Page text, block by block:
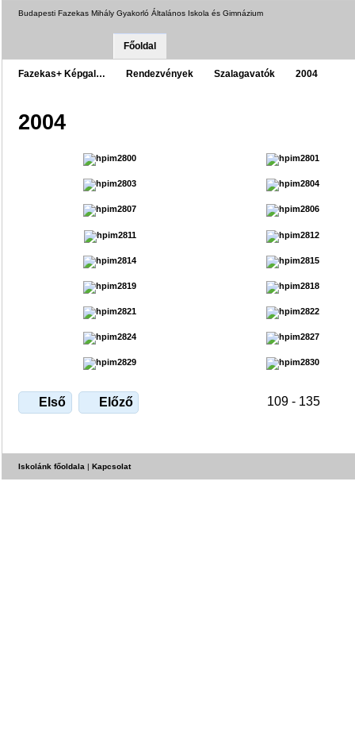
Budapesti Fazekas Mihály Gyakorló Általános Iskola és Gimnázium
Főoldal
Fazekas+ Képgal… Rendezvények Szalagavatók 2004
2004
Első Előző 109 - 135
Iskolánk főoldala | Kapcsolat